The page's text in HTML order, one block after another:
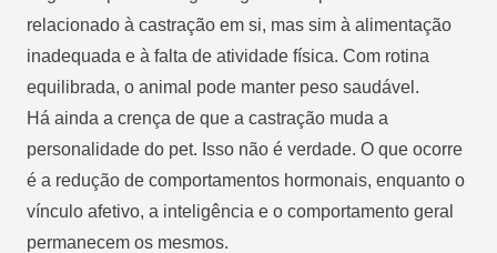
relacionado à castração em si, mas sim à alimentação
inadequada e à falta de atividade física. Com rotina
equilibrada, o animal pode manter peso saudável.
Há ainda a crença de que a castração muda a
personalidade do pet. Isso não é verdade. O que ocorre
é a redução de comportamentos hormonais, enquanto o
vínculo afetivo, a inteligência e o comportamento geral
permanecem os mesmos.